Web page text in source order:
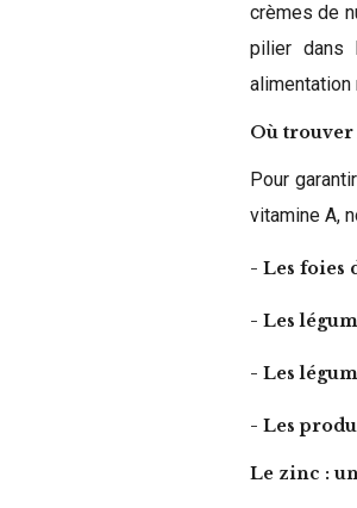
crèmes de
pilier dans
Où trouver
Pour
vitamine A,
- Les foies
- Les
- Les
- Les
Le zinc :